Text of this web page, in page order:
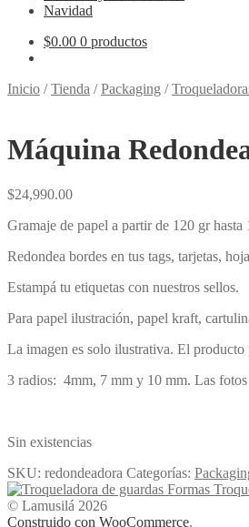
Navidad
$0.00 0 productos
Inicio /Tienda /Packaging /
Máquina
$24,990.00
Gramaje de papel a partir de 120 gr hasta
Redondea bordes en tus tags, tarjetas,
Estampá tu etiquetas con nuestros sellos.
Para papel ilustración, papel kraft,
La imagen es solo ilustrativa. El producto
3 radios: 4mm, 7 mm y 10 mm. Las
Sin existencias
SKU: redondeadora Categorías:
© Lamusilá 2026
Construido con WooCommerce.